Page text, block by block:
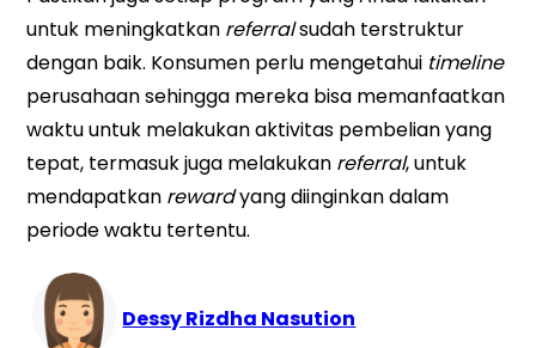
untuk meningkatkan referralsudah terstruktur
dengan baik. Konsumen perlu mengetahui timeline
perusahaan sehingga mereka bisa memanfaatkan
waktu untuk melakukan aktivitas pembelian yang
tepat, termasuk juga melakukan referral, untuk
mendapatkan rewardyang diinginkan dalam
periode waktu tertentu.
Dessy Rizdha Nasution